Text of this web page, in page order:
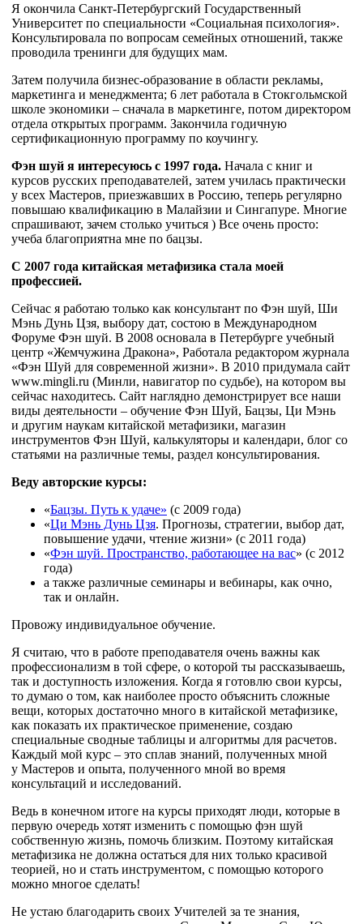
Я окончила Санкт-Петербургский Государственный
Университет по специальности «Социальная психология».
Консультировала по вопросам семейных отношений, также
проводила тренинги для будущих мам.
Затем получила бизнес-образование в области рекламы,
маркетинга и менеджмента; 6 лет работала в Стокгольмской
школе экономики – сначала в маркетинге, потом директором
отдела открытых программ. Закончила годичную
сертификационную программу по коучингу.
Фэн шуй я интересуюсь с 1997 года. Начала с книг и
курсов русских преподавателей, затем училась практически
у всех Мастеров, приезжавших в Россию, теперь регулярно
повышаю квалификацию в Малайзии и Сингапуре. Многие
спрашивают, зачем столько учиться ) Все очень просто:
учеба благоприятна мне по бацзы.
С 2007 года китайская метафизика стала моей
профессией.
Сейчас я работаю только как консультант по Фэн шуй, Ши
Мэнь Дунь Цзя, выбору дат, состою в Международном
Форуме Фэн шуй. В 2008 основала в Петербурге учебный
центр «Жемчужина Дракона», Работала редактором журнала
«Фэн Шуй для современной жизни». В 2010 придумала сайт
www.mingli.ru (Минли, навигатор по судьбе), на котором вы
сейчас находитесь. Сайт наглядно демонстрирует все наши
виды деятельности – обучение Фэн Шуй, Бацзы, Ци Мэнь
и другим наукам китайской метафизики, магазин
инструментов Фэн Шуй, калькуляторы и календари, блог со
статьями на различные темы, раздел консультирования.
Веду авторские курсы:
«Бацзы. Путь к удаче» (с 2009 года)
«Ци Мэнь Дунь Цзя. Прогнозы, стратегии, выбор дат,
повышение удачи, чтение жизни» (с 2011 года)
«Фэн шуй. Пространство, работающее на вас» (с 2012
года)
а также различные семинары и вебинары, как очно,
так и онлайн.
Провожу индивидуальное обучение.
Я считаю, что в работе преподавателя очень важны как
профессионализм в той сфере, о которой ты рассказываешь,
так и доступность изложения. Когда я готовлю свои курсы,
то думаю о том, как наиболее просто объяснить сложные
вещи, которых достаточно много в китайской метафизике,
как показать их практическое применение, создаю
специальные сводные таблицы и алгоритмы для расчетов.
Каждый мой курс – это сплав знаний, полученных мной
у Мастеров и опыта, полученного мной во время
консультаций и исследований.
Ведь в конечном итоге на курсы приходят люди, которые в
первую очередь хотят изменить с помощью фэн шуй
собственную жизнь, помочь близким. Поэтому китайская
метафизика не должна остаться для них только красивой
теорией, но и стать инструментом, с помощью которого
можно многое сделать!
Не устаю благодарить своих Учителей за те знания,